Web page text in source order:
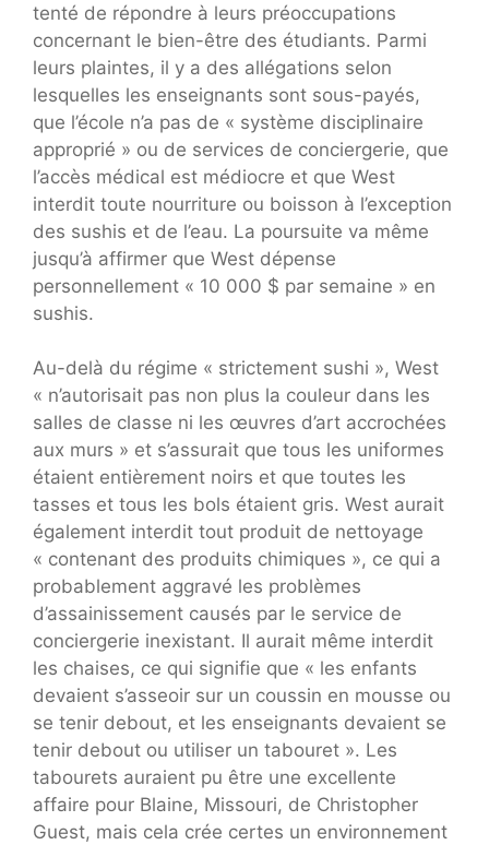
tenté de répondre à leurs préoccupations
concernant le bien-être des étudiants. Parmi
leurs plaintes, il y a des allégations selon
lesquelles les enseignants sont sous-payés,
que l’école n’a pas de « système disciplinaire
approprié » ou de services de conciergerie, que
l’accès médical est médiocre et que West
interdit toute nourriture ou boisson à l’exception
des sushis et de l’eau. La poursuite va même
jusqu’à affirmer que West dépense
personnellement « 10 000 $ par semaine » en
sushis.
Au-delà du régime « strictement sushi », West
« n’autorisait pas non plus la couleur dans les
salles de classe ni les œuvres d’art accrochées
aux murs » et s’assurait que tous les uniformes
étaient entièrement noirs et que toutes les
tasses et tous les bols étaient gris. West aurait
également interdit tout produit de nettoyage
« contenant des produits chimiques », ce qui a
probablement aggravé les problèmes
d’assainissement causés par le service de
conciergerie inexistant. Il aurait même interdit
les chaises, ce qui signifie que « les enfants
devaient s’asseoir sur un coussin en mousse ou
se tenir debout, et les enseignants devaient se
tenir debout ou utiliser un tabouret ». Les
tabourets auraient pu être une excellente
affaire pour Blaine, Missouri, de Christopher
Guest, mais cela crée certes un environnement